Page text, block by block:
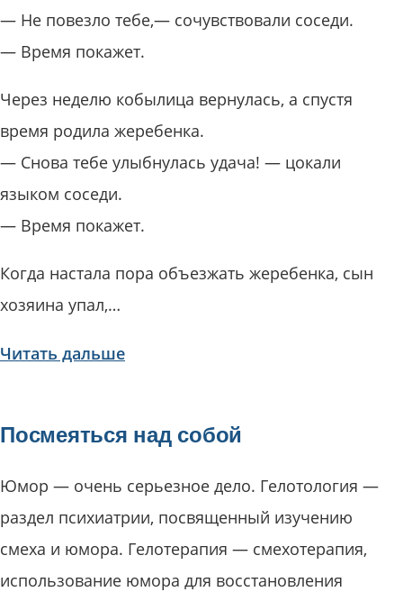
— Не повезло тебе,— сочувствовали соседи.
— Время покажет.
Через неделю кобылица вернулась, а спустя
время родила жеребенка.
— Снова тебе улыбнулась удача! — цокали
языком соседи.
— Время покажет.
Когда настала пора объезжать жеребенка, сын
хозяина упал,…
Читать дальше
Посмеяться над собой
Юмор — очень серьезное дело. Гелотология —
раздел психиатрии, посвященный изучению
смеха и юмора. Гелотерапия — смехотерапия,
использование юмора для восстановления